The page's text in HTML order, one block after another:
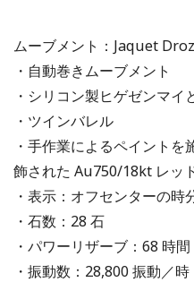
ムーブメント：Jaquet
・自動巻きムーブメント
・シリコン製ヒゲゼンマイ
・ツインバレル
・手作業によるペイント
飾された Au750/18kt レッ
・表示：オフセンターの時
・石数：28 石
・パワーリザーブ：68 時間
・振動数：28,800 振動／時